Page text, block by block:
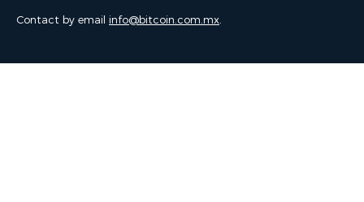
Contact by email info@bitcoin.com.mx